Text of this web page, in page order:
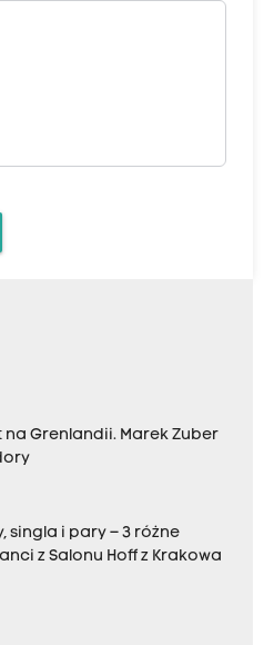
Grenlandii. Marek Zuber
singla i pary – 3 różne
z Salonu Hoff z Krakowa